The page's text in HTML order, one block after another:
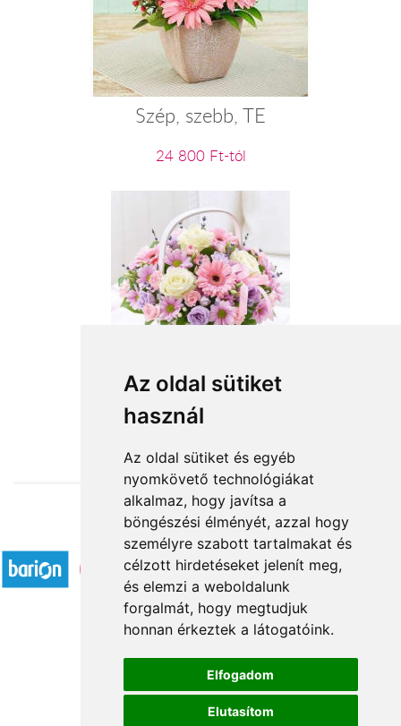
Az oldal sütiket
használ
Az oldal sütiket és egyéb
nyomkövető technológiákat
alkalmaz, hogy javítsa a
böngészési élményét, azzal hogy
személyre szabott tartalmakat és
célzott hirdetéseket jelenít meg,
és elemzi a weboldalunk
forgalmát, hogy megtudjuk
honnan érkeztek a látogatóink.
Elfogadom
Elutasítom
Szép, szebb, TE
24 800 Ft-tól
Nagyoncuki virágkosár
37 600 Ft-tól
Elfogadott fizetési módok
Á.SZ.F.
Impresszum
Adatkezelési tájékoztató